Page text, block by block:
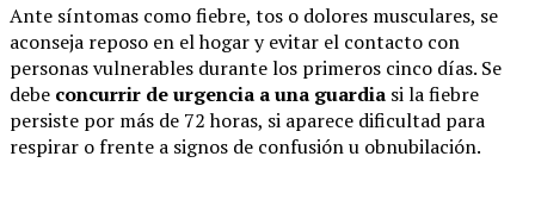
Ante síntomas como fiebre, tos o dolores musculares, se
aconseja reposo en el hogar y evitar el contacto con
personas vulnerables durante los primeros cinco días. Se
debe concurrir de urgencia a una guardia si la fiebre
persiste por más de 72 horas, si aparece dificultad para
respirar o frente a signos de confusión u obnubilación.